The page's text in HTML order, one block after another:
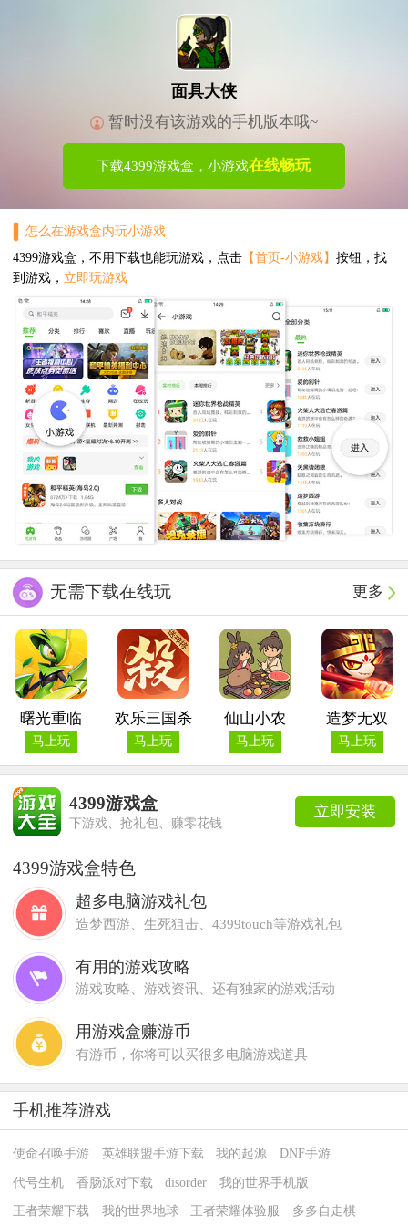
面具大侠
暂时没有该游戏的手机版本哦~
下载4399游戏盒，小游戏在线畅玩
怎么在游戏盒内玩小游戏
4399游戏盒，不用下载也能玩游戏，点击【首页-小游戏】 按钮，找
到游戏， 立即玩游戏
更多
无需下载在线玩
曙光重临
马上玩
欢乐三国杀
马上玩
仙山小农
马上玩
造梦无双
马上玩
立即安装
4399游戏盒
下游戏、抢礼包、赚零花钱
4399游戏盒特色
超多电脑游戏礼包
造梦西游、生死狙击、4399touch等游戏礼包
有用的游戏攻略
游戏攻略、游戏资讯、还有独家的游戏活动
用游戏盒赚游币
有游币，你将可以买很多电脑游戏道具
手机推荐游戏
使命召唤手游 英雄联盟手游下载 我的起源 DNF手游
代号生机 香肠派对下载 disorder 我的世界手机版
王者荣耀下载 我的世界地球 王者荣耀体验服 多多自走棋